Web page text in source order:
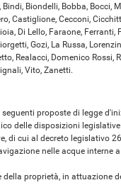
Biondelli, Bobba, Bocci,
Castiglione, Cecconi,
Di Lello, Faraone, Ferranti,
Gozi, La Russa,
Realacci, Domenico Rossi,
Vito, Zanetti.
proposte di legge
delle disposizioni legislative
di cui al decreto legislativo
nelle acque interne
proprietà, in attuazione